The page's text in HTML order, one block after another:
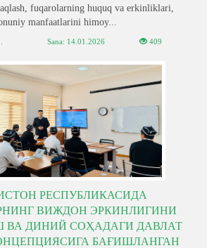
fuqarolarning huquq va erkinliklari,
manfaatlarini himoy...
Sana: 14.01.2026 409
РЕСПУБЛИКАСИДА
ВИЖДОН ЭРКИНЛИГИНИ
ДИНИЙ СОҲАДАГИ ДАВЛАТ
БАҒИШЛАНГАН